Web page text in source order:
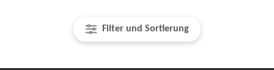
Filter und Sortierung